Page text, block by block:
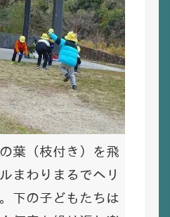
葉（枝付き）を飛
まわりまるでヘリ
下の子どもたちは